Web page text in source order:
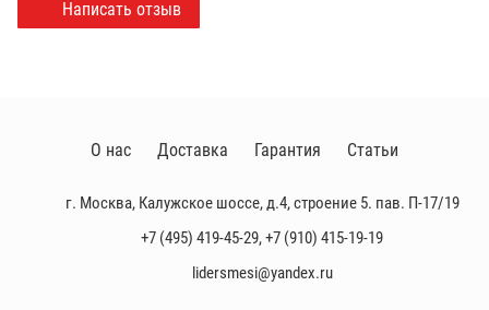
Написать отзыв
г. Москва, Калужское шоссе, д.4, строение 5. пав. П-17/19
+7 (495) 419-45-29,+7 (910) 415-19-19
lidersmesi@yandex.ru
О нас Доставка Гарантия Статьи